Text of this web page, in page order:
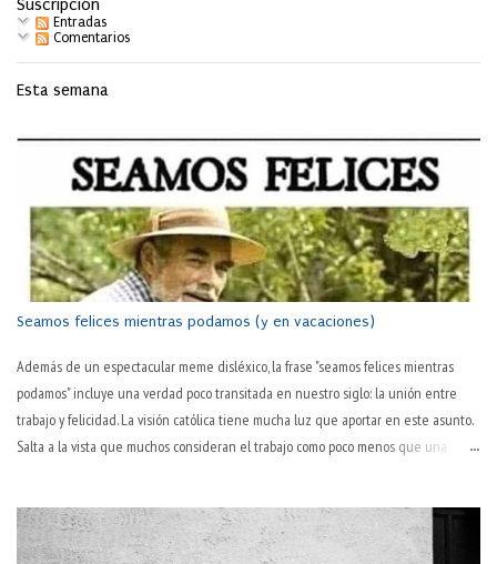
Suscripción
Entradas
Comentarios
Esta semana
Seamos felices mientras podamos (y en vacaciones)
Además de un espectacular meme disléxico, la frase "seamos felices mientras
podamos" incluye una verdad poco transitada en nuestro siglo: la unión entre
trabajo y felicidad. La visión católica tiene mucha luz que aportar en este asunto.
Salta a la vista que muchos consideran el trabajo como poco menos que una
trabajo, todos lo sabemos. El hablar normal —y quizás ya poco habitual— así lo
sugiere: "este pantalón lo tienes ya muy trabajado; cámbiatelo". El trabajo